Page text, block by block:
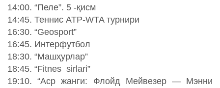
14:00. “Пеле”. 5 -қисм
14:45. Теннис ATP-WTA турнири
16:30. “Geosport”
16:45. Интерфутбол
18:30. “Машҳурлар”
18:45. “Fitnes sirlari”
19:10. “Аср жанги: Флойд Мейвезер — Мэнни